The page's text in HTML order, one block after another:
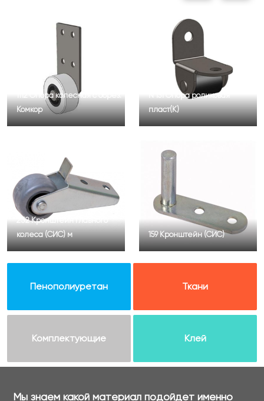
1112 Опора колесная с обрез.
Комкор
232 Кронштейн Главного
колеса (СИС) м
N 151 Опора роликовая
пласт(К)
159 Кронштейн (СИС)
Пенополиуретан Ткани
Комплектующие Клей
Мы знаем какой материал подойдет именно